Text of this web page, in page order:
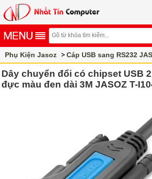
Phụ Kiện Jasoz Cáp USB sang RS232
Dây chuyển đổi có chipset USB
đực màu đen dài 3M JASOZ T-